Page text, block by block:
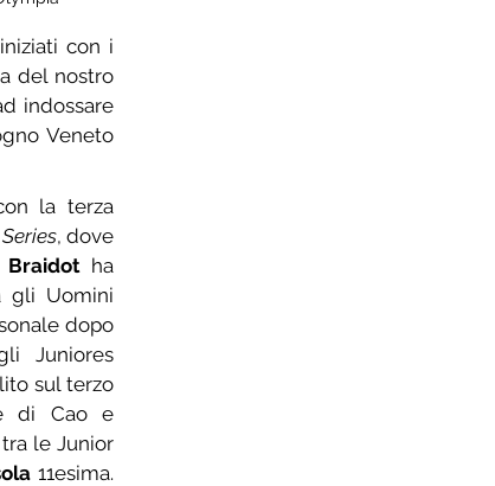
indossare
Veneto
la terza
, dove
Braidot ha
gli Uomini
dopo
sul terzo
di Cao e
le Junior
11esima.